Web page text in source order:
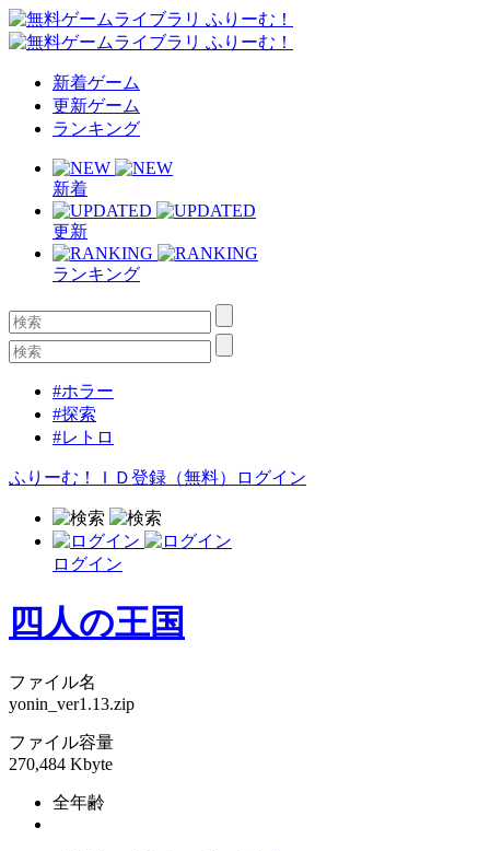
新着ゲーム
更新ゲーム
ランキング
新着
更新
ランキング
#ホラー
#探索
#レトロ
ふりーむ！ＩＤ登録（無料） ログイン
ログイン
四人の王国
ファイル名
yonin_ver1.13.zip
ファイル容量
270,484 Kbyte
全年齢